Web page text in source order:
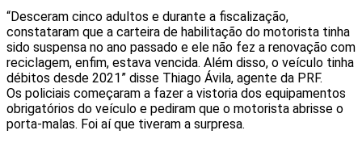
“Desceram cinco adultos e durante a fiscalização,
constataram que a carteira de habilitação do motorista tinha
sido suspensa no ano passado e ele não fez a renovação com
reciclagem, enfim, estava vencida. Além disso, o veículo tinha
débitos desde 2021” disse Thiago Ávila, agente da PRF.
Os policiais começaram a fazer a vistoria dos equipamentos
obrigatórios do veículo e pediram que o motorista abrisse o
porta-malas. Foi aí que tiveram a surpresa.